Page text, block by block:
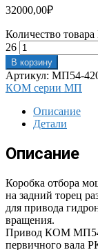
32000,00₽
Количество
26
В корзину
Артикул: МП54-
КОМ серии МП
Описание
Детали
Описание
Коробка отбора
на задний торец
для привода
вращения.
Привод КОМ МП54-
первичного вала